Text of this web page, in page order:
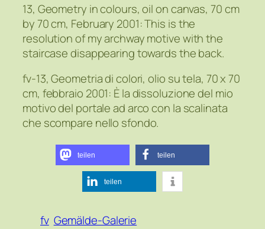
13, Geometry in colours, oil on canvas, 70 cm
by 70 cm, February 2001: This is the
resolution of my archway motive with the
staircase disappearing towards the back.
fv-13, Geometria di colori, olio su tela, 70 x 70
cm, febbraio 2001: È la dissoluzione del mio
motivo del portale ad arco con la scalinata
che scompare nello sfondo.
teilen teilen
teilen
fv Gemälde-Galerie